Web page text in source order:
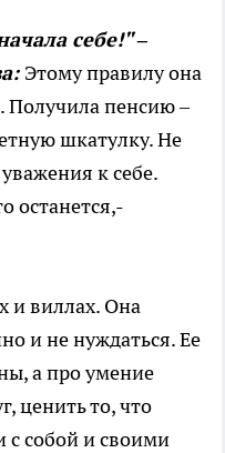
себе!" –
Этому правилу она
Получила пенсию –
шкатулку. Не
к себе.
останется,-
и виллах. Она
и не нуждаться. Ее
а про умение
ценить то, что
собой и своими